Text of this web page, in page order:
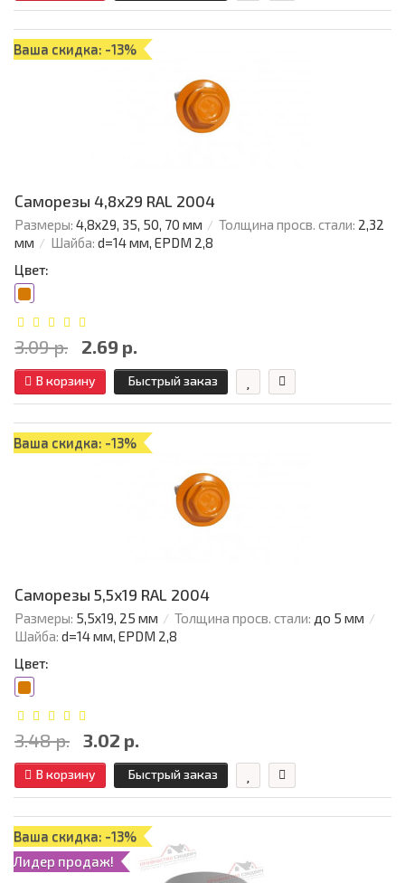
Ваша скидка: -13%
Саморезы 4,8х29 RAL 2004
Размеры: 4,8х29, 35, 50, 70 мм Толщина просв. стали: 2,32
мм
Шайба: d=14 мм, EPDM 2,8
Цвет:
3.09 р. 2.69 р.
В корзину Быстрый заказ
Ваша скидка: -13%
Саморезы 5,5х19 RAL 2004
Размеры: 5,5х19, 25 мм Толщина просв. стали: до 5 мм
Шайба: d=14 мм, EPDM 2,8
Цвет:
3.48 р. 3.02 р.
В корзину Быстрый заказ
Ваша скидка: -13%
Лидер продаж!